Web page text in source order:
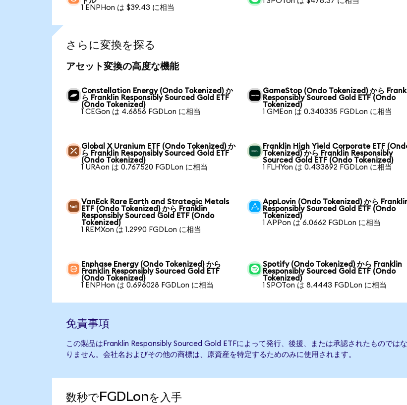
1 ENPHon は $39.43 に相当
さらに変換を探る
アセット変換の高度な機能
Constellation Energy (Ondo Tokenized) か
ら Franklin Responsibly Sourced Gold ETF
(Ondo Tokenized)
1 CEGon は 4.6856 FGDLon に相当
GameStop (Ondo Tokenized) から
Responsibly Sourced Gold ETF (Ondo
Tokenized)
1 GMEon は 0.340335 FGDLon に相当
Global X Uranium ETF (Ondo Tokenized) か
ら Franklin Responsibly Sourced Gold ETF
(Ondo Tokenized)
1 URAon は 0.767520 FGDLon に相当
Franklin High Yield Corporate ETF
Tokenized) から Franklin Responsibly
Sourced Gold ETF (Ondo Tokenized)
1 FLHYon は 0.433892 FGDLon に相当
VanEck Rare Earth and Strategic Metals
ETF (Ondo Tokenized) から Franklin
Responsibly Sourced Gold ETF (Ondo
Tokenized)
1 REMXon は 1.2990 FGDLon に相当
AppLovin (Ondo Tokenized) から
Responsibly Sourced Gold ETF (Ondo
Tokenized)
1 APPon は 6.0662 FGDLon に相当
Enphase Energy (Ondo Tokenized) から
Franklin Responsibly Sourced Gold ETF
(Ondo Tokenized)
1 ENPHon は 0.696028 FGDLon に相当
Spotify (Ondo Tokenized) から Franklin
Responsibly Sourced Gold ETF (Ondo
Tokenized)
1 SPOTon は 8.4443 FGDLon に相当
免責事項
この製品はFranklin Responsibly Sourced Gold ETFによって発行、後援、または承認されたものでは
りません。会社名およびその他の商標は、原資産を特定するためのみに使用されます。
数秒でFGDLonを入手